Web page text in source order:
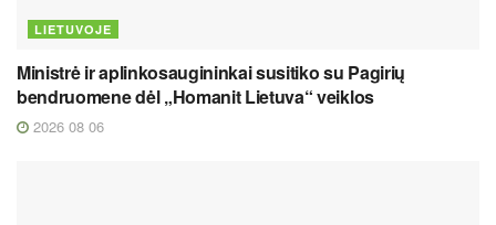
LIETUVOJE
Ministrė ir aplinkosaugininkai susitiko su Pagirių
bendruomene dėl „Homanit Lietuva“ veiklos
2026 08 06